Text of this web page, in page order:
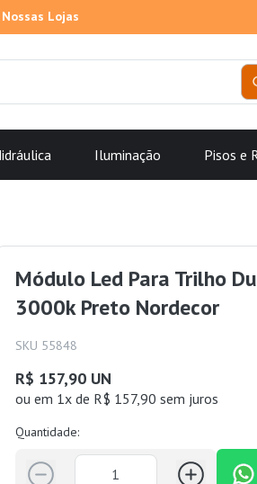
Nossas Lojas
Iluminação Pisos e
Módulo Led Para Trilho
3000k Preto Nordecor
SKU 55848
R$ 157,90 UN
ou em 1x de R$ 157,90 sem juros
Quantidade: